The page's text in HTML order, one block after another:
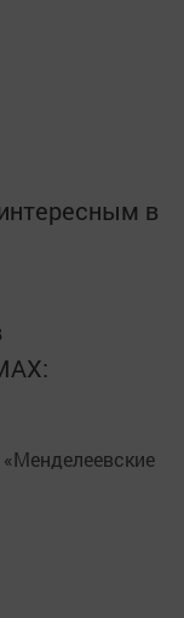
в
«Менделеевские